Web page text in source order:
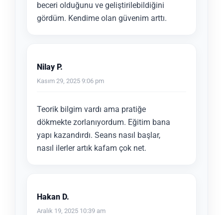
beceri olduğunu ve geliştirilebildiğini
gördüm. Kendime olan güvenim arttı.
Nilay P.
Kasım 29, 2025 9:06 pm
Teorik bilgim vardı ama pratiğe
dökmekte zorlanıyordum. Eğitim bana
yapı kazandırdı. Seans nasıl başlar,
nasıl ilerler artık kafam çok net.
Hakan D.
Aralık 19, 2025 10:39 am